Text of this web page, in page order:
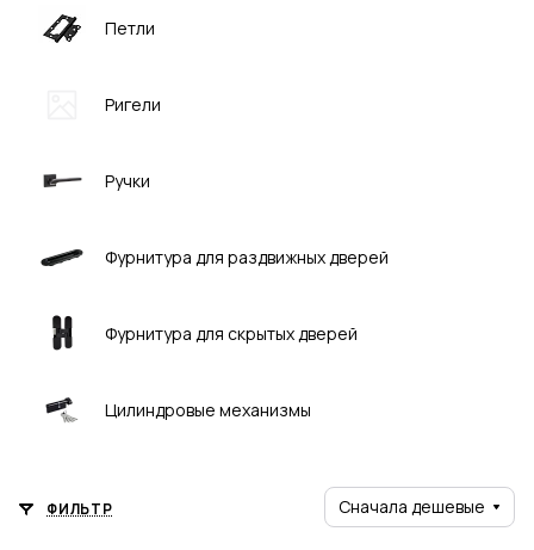
Петли
Ригели
Ручки
Фурнитура для раздвижных дверей
Фурнитура для скрытых дверей
Цилиндровые механизмы
ФИЛЬТР Сначала дешевые